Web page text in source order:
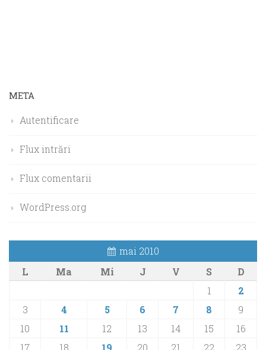
META
Autentificare
Flux intrări
Flux comentarii
WordPress.org
mai 2010
L
Ma Mi J V S
D
1
2
3
4 5 6 7 8
9
10
11 12 13 14 15
16
17
18 19 20 21 22
23